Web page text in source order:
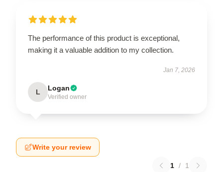
The performance of this product is exceptional,
making it a valuable addition to my collection.
Jan 7, 2026
L Logan
Verified owner
Write your review
1 / 1